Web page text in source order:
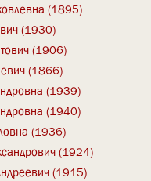
(1895)
(1930)
(1906)
(1866)
(1939)
(1940)
(1936)
(1924)
(1915)